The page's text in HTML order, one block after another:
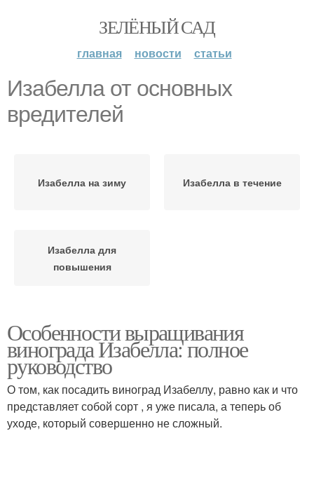
ЗЕЛЁНЫЙ САД
главная новости статьи
Изабелла от основных
вредителей
Изабелла на зиму Изабелла в течение
Изабелла для
повышения
Особенности выращивания
винограда Изабелла: полное
руководство
О том, как посадить виноград Изабеллу, равно как и что
представляет собой сорт , я уже писала, а теперь об
уходе, который совершенно не сложный.